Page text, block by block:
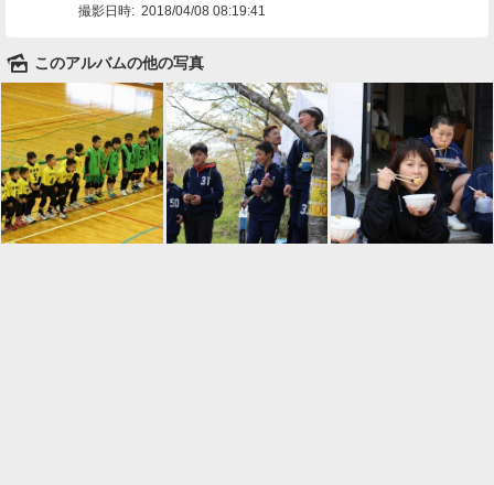
撮影日時: 2018/04/08 08:19:41
🌄 このアルバムの他の写真